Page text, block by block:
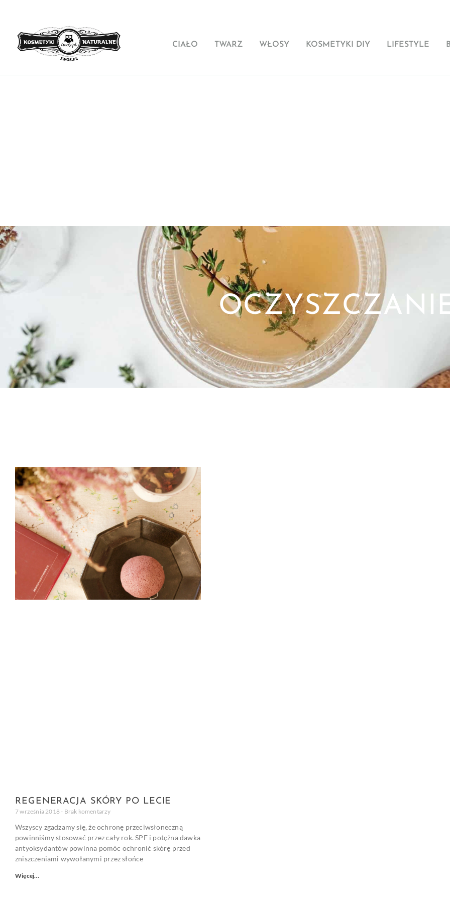
CIAŁO TWARZ WŁOSY KOSMETYKI DIY LIFESTYLE
REGENERACJA SKÓRY PO LECIE
7 września 2018 Brak komentarzy
Wszyscy zgadzamy się, że ochronę przeciwsłoneczną
powinniśmy stosować przez cały rok. SPF i potężna dawka
antyoksydantów powinna pomóc ochronić skórę przed
zniszczeniami wywołanymi przez słońce
Więcej...